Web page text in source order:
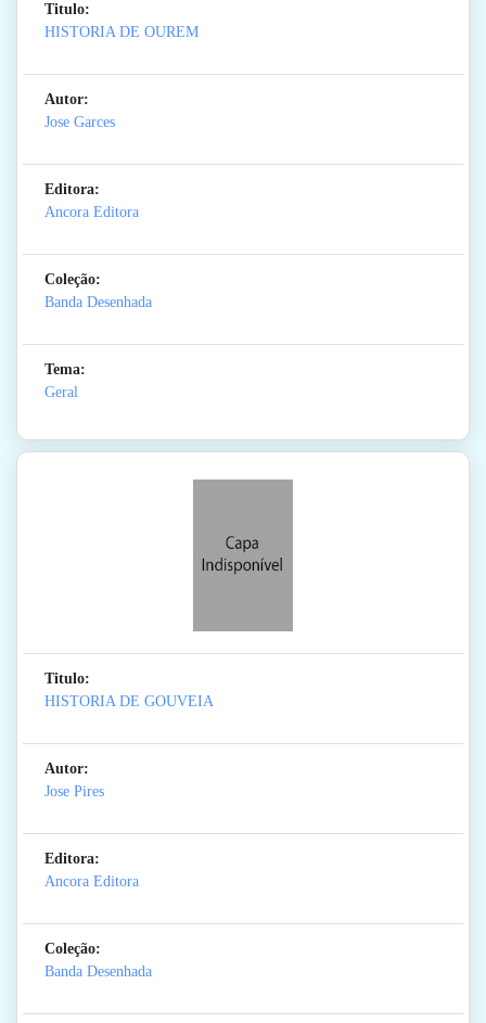
Titulo:
HISTORIA DE OUREM
Autor:
Jose Garces
Editora:
Ancora Editora
Coleção:
Banda Desenhada
Tema:
Geral
Titulo:
HISTORIA DE GOUVEIA
Autor:
Jose Pires
Editora:
Ancora Editora
Coleção:
Banda Desenhada